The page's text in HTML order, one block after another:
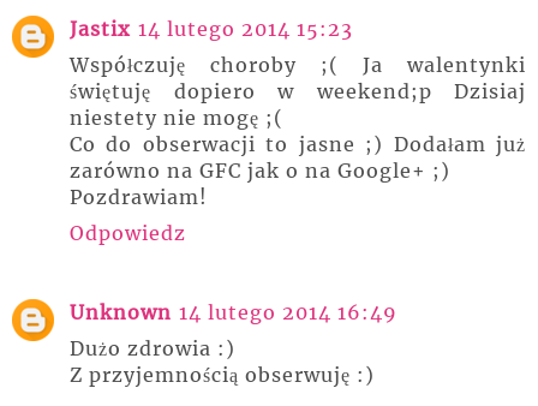
Jastix 14 lutego 2014 15:23
Współczuję choroby ;( Ja walentynki
świętuję dopiero w weekend;p Dzisiaj
niestety nie mogę ;(
Co do obserwacji to jasne ;) Dodałam już
zarówno na GFC jak o na Google+ ;)
Pozdrawiam!
Odpowiedz
Unknown 14 lutego 2014 16:49
Dużo zdrowia :)
Z przyjemnością obserwuję :)